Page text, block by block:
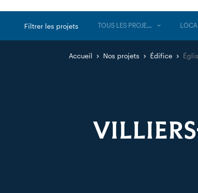
Filtrer les projets TOUS LES PROJETS
Accueil Nos projets Édifice